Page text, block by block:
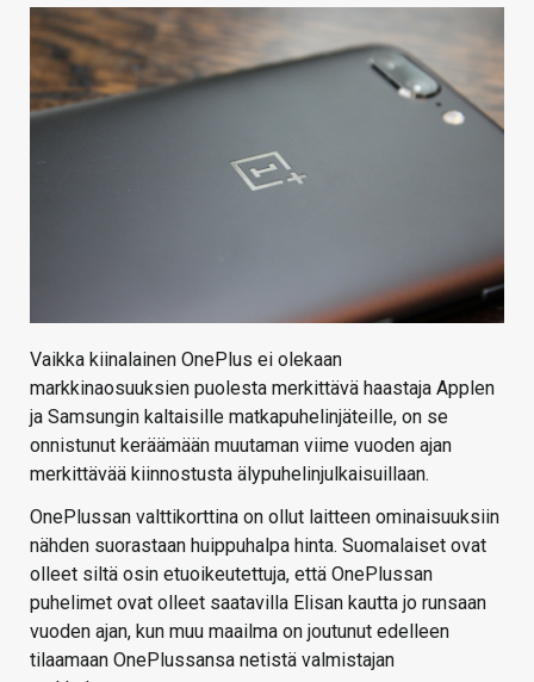
TIETOA
HINTA.FI
Vaikka kiinalainen OnePlus ei olekaan
markkinaosuuksien puolesta merkittävä haastaja Applen
ja Samsungin kaltaisille matkapuhelinjäteille, on se
onnistunut keräämään muutaman viime vuoden ajan
merkittävää kiinnostusta älypuhelinjulkaisuillaan.
OnePlussan valttikorttina on ollut laitteen ominaisuuksiin
nähden suorastaan huippuhalpa hinta. Suomalaiset ovat
olleet siltä osin etuoikeutettuja, että OnePlussan
puhelimet ovat olleet saatavilla Elisan kautta jo runsaan
vuoden ajan, kun muu maailma on joutunut edelleen
tilaamaan OnePlussansa netistä valmistajan